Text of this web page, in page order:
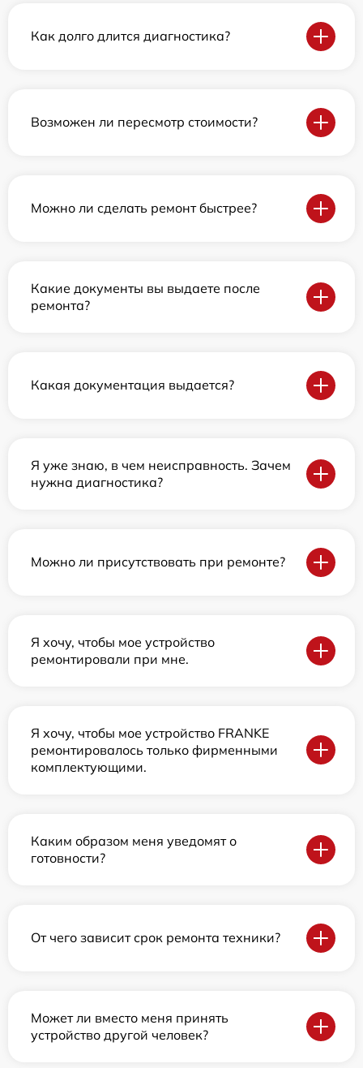
Как долго длится диагностика?
Возможен ли пересмотр стоимости?
Можно ли сделать ремонт быстрее?
Какие документы вы выдаете после
ремонта?
Какая документация выдается?
Я уже знаю, в чем неисправность. Зачем
нужна диагностика?
Можно ли присутствовать при ремонте?
Я хочу, чтобы мое устройство
ремонтировали при мне.
Я хочу, чтобы мое устройство FRANKE
ремонтировалось только фирменными
комплектующими.
Каким образом меня уведомят о
готовности?
От чего зависит срок ремонта техники?
Может ли вместо меня принять
устройство другой человек?